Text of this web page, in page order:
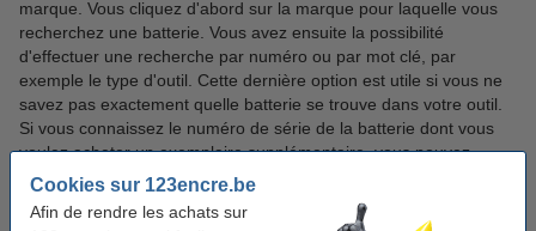
Cookies sur 123encre.be
Afin de rendre les achats sur
marque. Vous cliquez d'abord sur la marque pour laquelle vous
recherchez une batterie. Vous avez ensuite la possibilité
d'effectuer une recherche par numéro ou par mot clé, par
exemple le type d'outil. Cette dernière option est utile si vous ne
savez pas exactement quelle batterie se trouve dans votre outil.
Si vous connaissez le numéro de série de la batterie dont vous
voulez acheter un exemplaire supplémentaire, vous pouvez
également effectuer une recherche sur ce point. Dans la vue
d'ensemble qui apparaît après avoir cliqué plus loin, il y a des
piles originales et compatibles de la marque distributeur 123accu.